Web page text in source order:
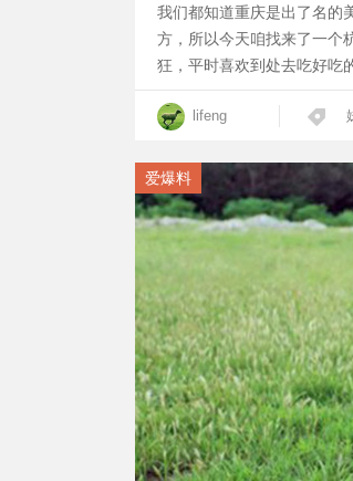
我们都知道重庆是出了名的
方，所以今天咱找来了一
狂，平时喜欢到处去吃好吃
lifeng
爱爆料